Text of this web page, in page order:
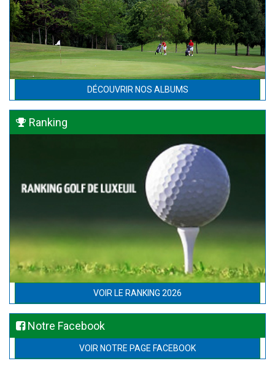
DÉCOUVRIR NOS ALBUMS
Ranking
VOIR LE RANKING 2026
Notre Facebook
VOIR NOTRE PAGE FACEBOOK